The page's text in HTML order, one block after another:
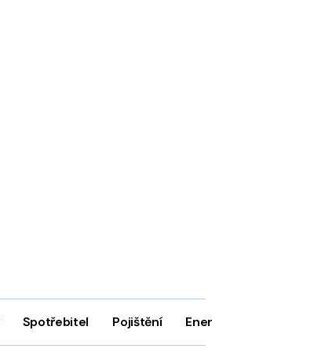
Spotřebitel Pojištění Energie